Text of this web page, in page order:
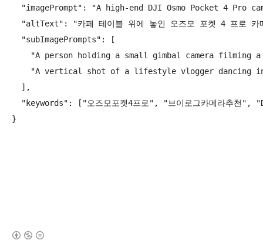
"imagePrompt": "A high-end DJI Osmo Pocket 4 Pro
"altText": "카페 테이블 위에 놓인 오즈모 포켓 4 프로 카
  "subImagePrompts": [
"A person holding a small gimbal camera filming
"A vertical shot of a lifestyle vlogger dancing
  ],
"keywords": ["오즈모포켓4프로", "브이로그카메라추천",